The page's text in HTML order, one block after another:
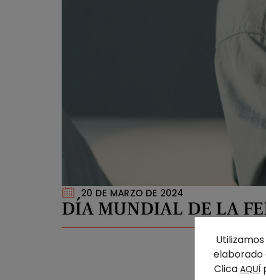
20 DE MARZO DE 2024
DÍA MUNDIAL DE LA
elaborado
Clica AQUÍ